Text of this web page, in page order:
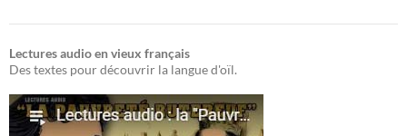
Lectures audio en vieux français
Des textes pour découvrir la langue d'oïl.